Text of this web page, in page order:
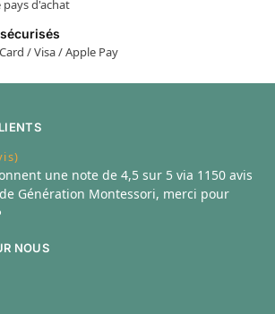
d'achat
/ Visa / Apple Pay
une note de 4,5 sur 5 via 1150 avis
Génération Montessori, merci pour
NOUS